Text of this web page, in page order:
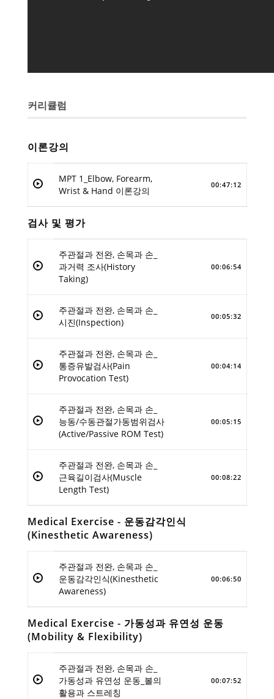
커리큘럼
이론강의
MPT 1_Elbow, Forearm,
Wrist & Hand 이론강의
00:47:12
검사 및 평가
주관절과 전완, 손목과 손_
과거력 조사(History
Taking)
00:06:54
주관절과 전완, 손목과 손_
시진(Inspection)
00:05:32
주관절과 전완, 손목과 손_
통증유발검사(Pain
Provocation Test)
00:04:14
주관절과 전완, 손목과 손_
능동/수동관절가동범위검사
(Active/Passive ROM Test)
00:05:15
주관절과 전완, 손목과 손_
근육길이검사(Muscle
Length Test)
00:08:22
Medical Exercise - 운동감각인식
(Kinesthetic Awareness)
주관절과 전완, 손목과 손_
운동감각인식(Kinesthetic
Awareness)
00:06:50
Medical Exercise - 가동성과 유연성 운동
(Mobility & Flexibility)
주관절과 전완, 손목과 손_
가동성과 유연성 운동_볼의
활용과 스트레칭
00:07:52